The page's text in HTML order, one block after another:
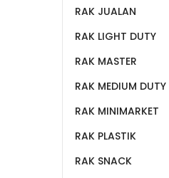
RAK JUALAN
RAK LIGHT DUTY
RAK MASTER
RAK MEDIUM DUTY
RAK MINIMARKET
RAK PLASTIK
RAK SNACK